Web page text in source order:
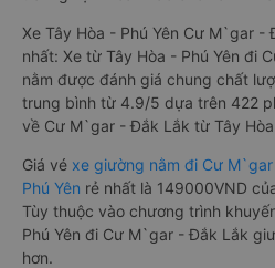
Xe Tây Hòa - Phú Yên Cư M`gar
nhất: Xe từ Tây Hòa - Phú Yên đi
nằm được đánh giá chung chất
trung bình từ 4.9/5 dựa trên 422
về Cư M`gar - Đắk Lắk từ Tây Hòa
Giá vé xe giường nằm đi Cư
Phú Yên rẻ nhất là 149000VND
Tùy thuộc vào chương trình
Phú Yên đi Cư M`gar - Đắk Lắk
hơn.